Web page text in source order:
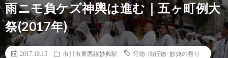
雨ニモ負ケズ神輿は進む｜五ヶ町例大
祭(2017年)
2017.10.15 市川市東西線妙典駅 行徳･南行徳･妙典の祭り